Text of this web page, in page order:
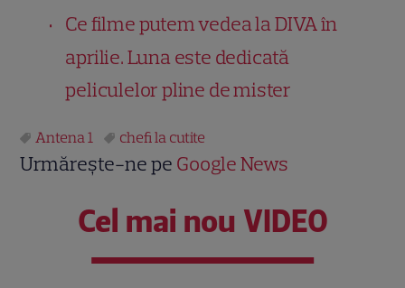
Ce filme putem vedea la DIVA în
aprilie. Luna este dedicată
peliculelor pline de mister
Antena 1 chefi la cutite
Urmărește-ne pe Google News
Cel mai nou VIDEO